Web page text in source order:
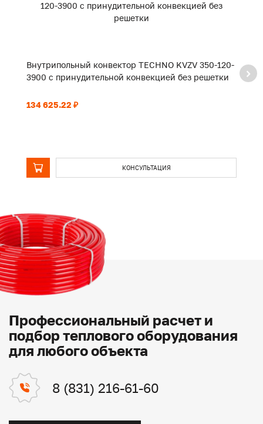
Внутрипольный конвектор TECHNO KVZV 350-120-
3900 с принудительной конвекцией без решетки
134 625.22 ₽
КОНСУЛЬТАЦИЯ
Профессиональный расчет и
подбор теплового оборудования
для любого объекта
8 (831) 216-61-60